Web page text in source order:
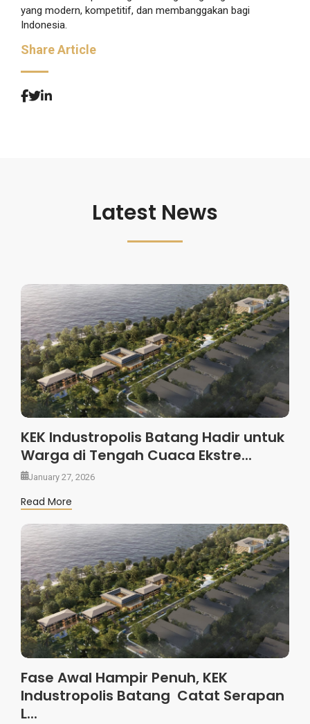
yang modern, kompetitif, dan membanggakan bagi
Indonesia.
Share Article
Latest News
KEK Industropolis Batang Hadir untuk
Warga di Tengah Cuaca Ekstre...
January 27, 2026
Read More
Fase Awal Hampir Penuh, KEK
Industropolis Batang Catat Serapan
L...